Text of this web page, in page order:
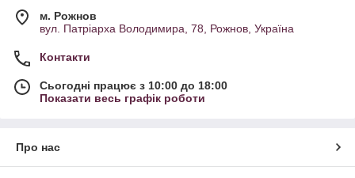
м. Рожнов
вул. Патріарха Володимира, 78, Рожнов, Україна
Контакти
Сьогодні працює з 10:00 до 18:00
Показати весь графік роботи
Про нас